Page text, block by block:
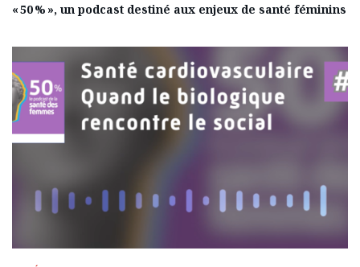
« 50 % », un podcast destiné aux enjeux de santé féminins